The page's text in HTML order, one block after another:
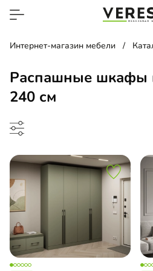
Интернет-магазин мебели
Распашные шкафы
240 см
шкаф